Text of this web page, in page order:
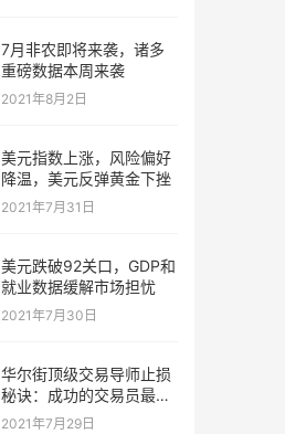
7月非农即将来袭，诸多
重磅数据本周来袭
2021年8月2日
美元指数上涨，风险偏好
降温，美元反弹黄金下挫
2021年7月31日
美元跌破92关口，GDP和
就业数据缓解市场担忧
2021年7月30日
华尔街顶级交易导师止损
秘诀：成功的交易员最喜
欢的三种止损策略！
2021年7月29日